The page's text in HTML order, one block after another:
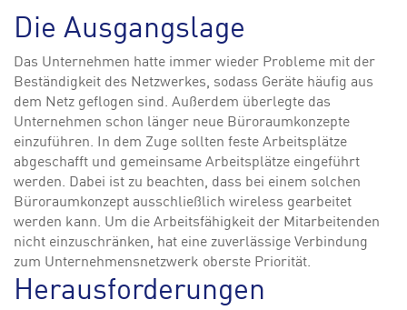
Die Ausgangslage
Das Unternehmen hatte immer wieder Probleme mit der
Beständigkeit des Netzwerkes, sodass Geräte häufig aus
dem Netz geflogen sind. Außerdem überlegte das
Unternehmen schon länger neue Büroraumkonzepte
einzuführen. In dem Zuge sollten feste Arbeitsplätze
abgeschafft und gemeinsame Arbeitsplätze eingeführt
werden. Dabei ist zu beachten, dass bei einem solchen
Büroraumkonzept ausschließlich wireless gearbeitet
werden kann. Um die Arbeitsfähigkeit der Mitarbeitenden
nicht einzuschränken, hat eine zuverlässige Verbindung
zum Unternehmensnetzwerk oberste Priorität.
Herausforderungen